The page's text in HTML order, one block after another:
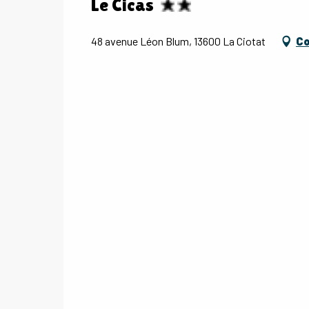
Le Cicas
48 avenue Léon Blum, 13600 La Ciotat